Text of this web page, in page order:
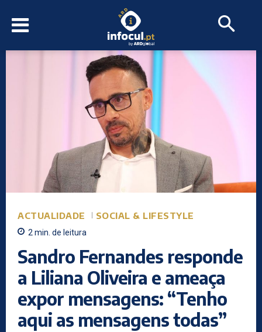
ACTUALIDADE SOCIAL & LIFESTYLE
2 min. de leitura
Sandro Fernandes responde
a Liliana Oliveira e ameaça
expor mensagens: “Tenho
aqui as mensagens todas”